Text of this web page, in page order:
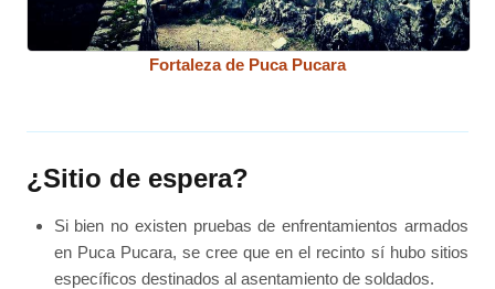
Fortaleza de Puca Pucara
¿Sitio de espera?
Si bien no existen pruebas de enfrentamientos armados
en Puca Pucara, se cree que en el recinto sí hubo sitios
específicos destinados al asentamiento de soldados.